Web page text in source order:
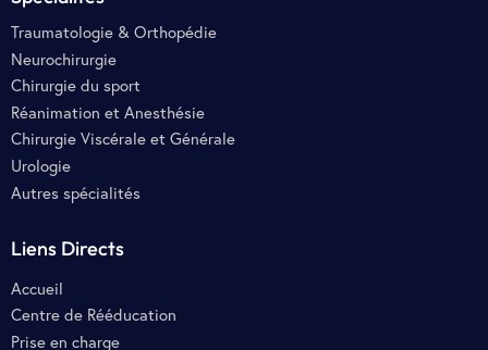
Traumatologie & Orthopédie
Neurochirurgie
Chirurgie du sport
Réanimation et Anesthésie
Chirurgie Viscérale et Générale
Urologie
Autres spécialités
Liens Directs
Accueil
Centre de Rééducation
Prise en charge